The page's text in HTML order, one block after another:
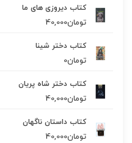
کتاب دیروزی های ما
تومان40,000
کتاب دختر شینا
تومان0
کتاب دختر شاه پریان
تومان40,000
کتاب داستان ناگهان
تومان40,000